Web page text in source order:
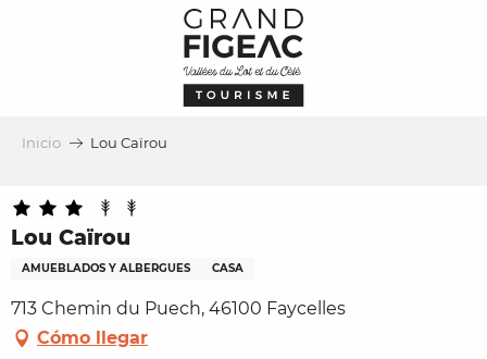
Inicio Lou Caïrou
Lou Caïrou
AMUEBLADOS Y ALBERGUES CASA
713 Chemin du Puech, 46100 Faycelles
Cómo llegar